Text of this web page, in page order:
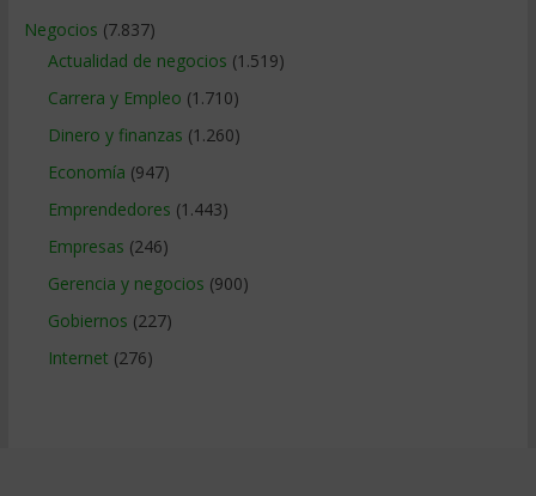
Negocios (7.837)
Actualidad de negocios (1.519)
Carrera y Empleo (1.710)
Dinero y finanzas (1.260)
Economía (947)
Emprendedores (1.443)
Empresas (246)
Gerencia y negocios (900)
Gobiernos (227)
Internet (276)